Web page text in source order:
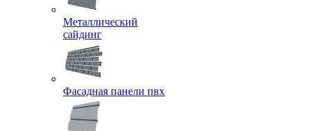
Металлический
сайдинг
Фасадная панели пвх